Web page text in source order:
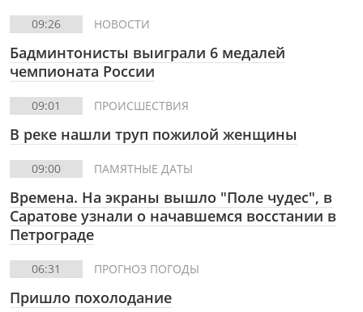
09:26 НОВОСТИ
Бадминтонисты выиграли 6 медалей
чемпионата России
09:01 ПРОИСШЕСТВИЯ
В реке нашли труп пожилой женщины
09:00 ПАМЯТНЫЕ ДАТЫ
Времена. На экраны вышло "Поле чудес", в
Саратове узнали о начавшемся восстании в
Петрограде
06:31 ПРОГНОЗ ПОГОДЫ
Пришло похолодание